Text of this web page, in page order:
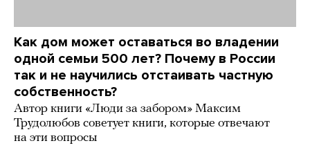
Как дом может оставаться во владении
одной семьи 500 лет? Почему в России
так и не научились отстаивать частную
собственность?
Автор книги «Люди за забором» Максим
Трудолюбов советует книги, которые отвечают
на эти вопросы